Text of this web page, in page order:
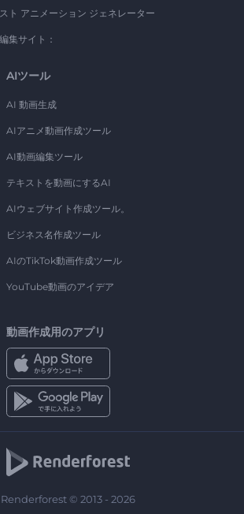
ト アニメーション ジェネレーター
集サイト：
AIツール
AI 動画生成
AIアニメ動画作成ツール
AI動画編集ツール
テキストを動画にするAI
AIウェブサイト作成ツール。
ビジネス名作成ツール
AIのTikTok動画作成ツール
YouTube動画のアイデア
動画作成用のアプリ
Renderforest © 2013 - 2026